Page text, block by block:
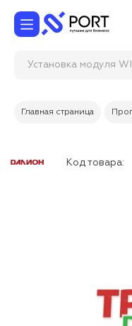
Установка модуля
Главная страница
Код товара: